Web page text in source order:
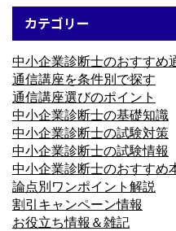
カテゴリー
中小企業診断士のおすすめ
通信講座を条件別で探す
通信講座選びのポイント
中小企業診断士の基礎知識
中小企業診断士の試験対策
中小企業診断士の試験情報
中小企業診断士のおすすめ
論点別ワンポイント解説
割引キャンペーン情報
お役立ち情報＆雑記